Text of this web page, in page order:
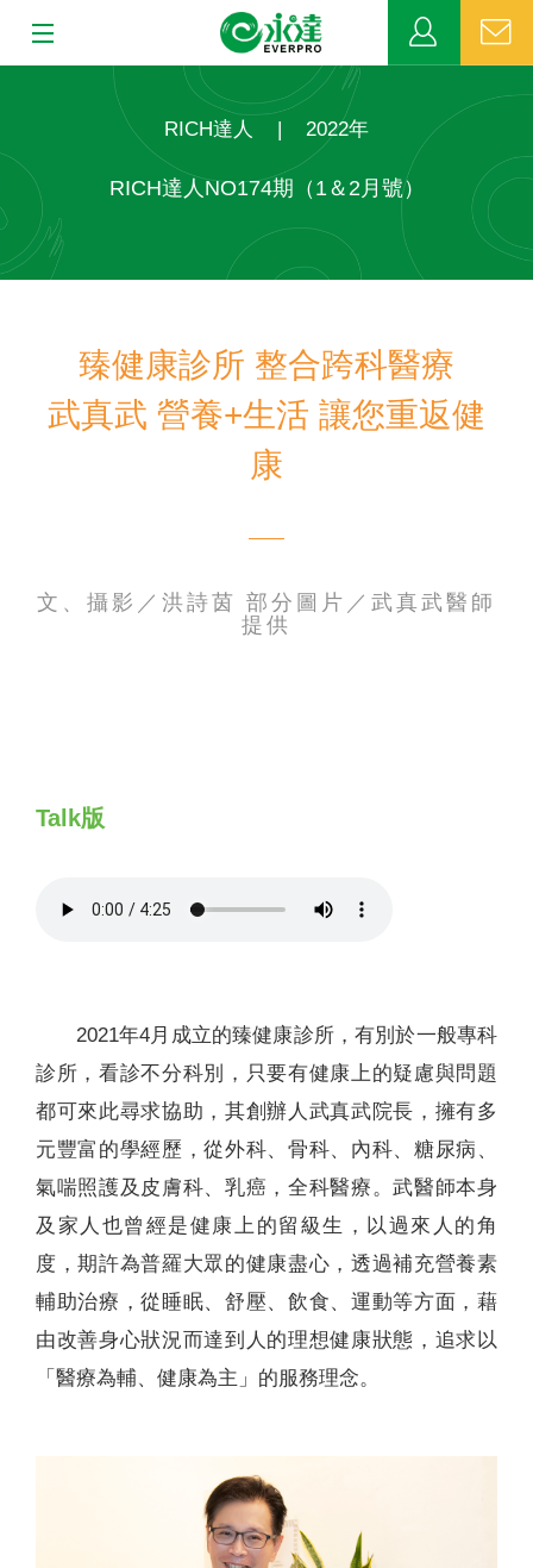
MDRT
公益活動
客戶服務
RICH達人 | 2022年
RICH達人NO174期（1＆2月號）
臻健康診所 整合跨科醫療
武真武 營養+生活 讓您重返健
康
文、攝影／洪詩茵 部分圖片／武真武醫師
提供
Talk版
2021年4月成立的臻健康診所，有別於一般專科
診所，看診不分科別，只要有健康上的疑慮與問題
都可來此尋求協助，其創辦人武真武院長，擁有多
元豐富的學經歷，從外科、骨科、內科、糖尿病、
氣喘照護及皮膚科、乳癌，全科醫療。武醫師本身
及家人也曾經是健康上的留級生，以過來人的角
度，期許為普羅大眾的健康盡心，透過補充營養素
輔助治療，從睡眠、舒壓、飲食、運動等方面，藉
由改善身心狀況而達到人的理想健康狀態，追求以
「醫療為輔、健康為主」的服務理念。